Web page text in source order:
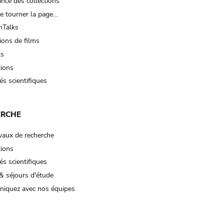
tourner la page…
de films
scientifiques
de recherche
scientifiques
séjours d'étude
avec nos équipes